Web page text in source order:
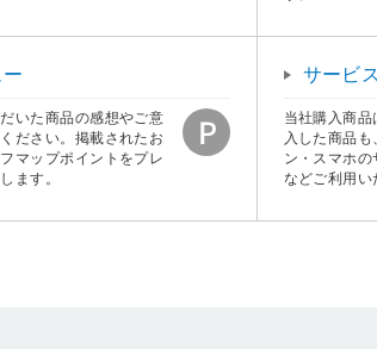
いた商品の感想やご意
ださい。掲載されたお
マップポイントをプレ
ます。
サービ
当社購入商
入した商品
ン・スマホ
などご利用い